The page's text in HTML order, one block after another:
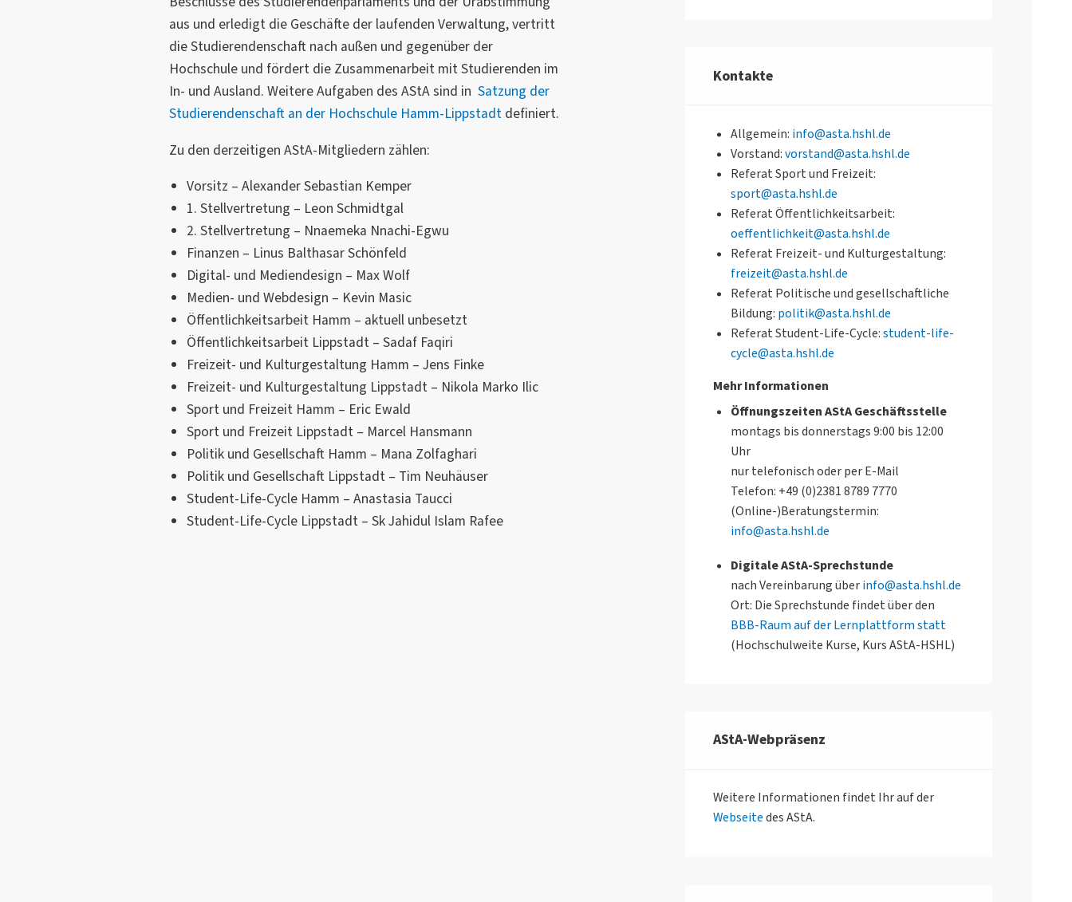
aus und erledigt die Geschäfte der laufenden Verwaltung, vertritt
die Studierendenschaft nach außen und gegenüber der
Hochschule und fördert die Zusammenarbeit mit Studierenden im
In- und Ausland. Weitere Aufgaben des AStA sind in Satzung der
Studierendenschaft an der Hochschule Hamm-Lippstadtdefiniert.
Zu den derzeitigen AStA-Mitgliedern zählen:
Vorsitz – Alexander Sebastian Kemper
1. Stellvertretung – Leon Schmidtgal
2. Stellvertretung – Nnaemeka Nnachi-Egwu
Finanzen – Linus Balthasar Schönfeld
Digital- und Mediendesign – Max Wolf
Medien- und Webdesign – Kevin Masic
Öffentlichkeitsarbeit Hamm – aktuell unbesetzt
Öffentlichkeitsarbeit Lippstadt – Sadaf Faqiri
Freizeit- und Kulturgestaltung Hamm – Jens Finke
Freizeit- und Kulturgestaltung Lippstadt – Nikola Marko Ilic
Sport und Freizeit Hamm – Eric Ewald
Sport und Freizeit Lippstadt – Marcel Hansmann
Politik und Gesellschaft Hamm – Mana Zolfaghari
Politik und Gesellschaft Lippstadt – Tim Neuhäuser
Student-Life-Cycle Hamm – Anastasia Taucci
Student-Life-Cycle Lippstadt – Sk Jahidul Islam Rafee
Kontakte
Allgemein: info@asta.hshl.de
Vorstand:vorstand@asta.hshl.de
Referat Sport und Freizeit:
sport@asta.hshl.de
Referat Öffentlichkeitsarbeit:
oeffentlichkeit@asta.hshl.de
Referat Freizeit- und Kulturgestaltung:
freizeit@asta.hshl.de
Referat Politische und gesellschaftliche
Bildung: politik@asta.hshl.de
Referat Student-Life-Cycle:student-life-
cycle@asta.hshl.de
Mehr Informationen
Öffnungszeiten AStA Geschäftsstelle
montags bis donnerstags 9:00 bis 12:00
Uhr
nur telefonisch oder per E-Mail
Telefon: +49 (0)2381 8789 7770
(Online-)Beratungstermin:
info@asta.hshl.de
Digitale AStA-Sprechstunde
nach Vereinbarung überinfo@asta.hshl.de
Ort: Die Sprechstunde findet über den
BBB-Raum auf der Lernplattform statt
(Hochschulweite Kurse, Kurs AStA-HSHL)
AStA-Webpräsenz
Weitere Informationen findet Ihr auf der
Webseitedes AStA.